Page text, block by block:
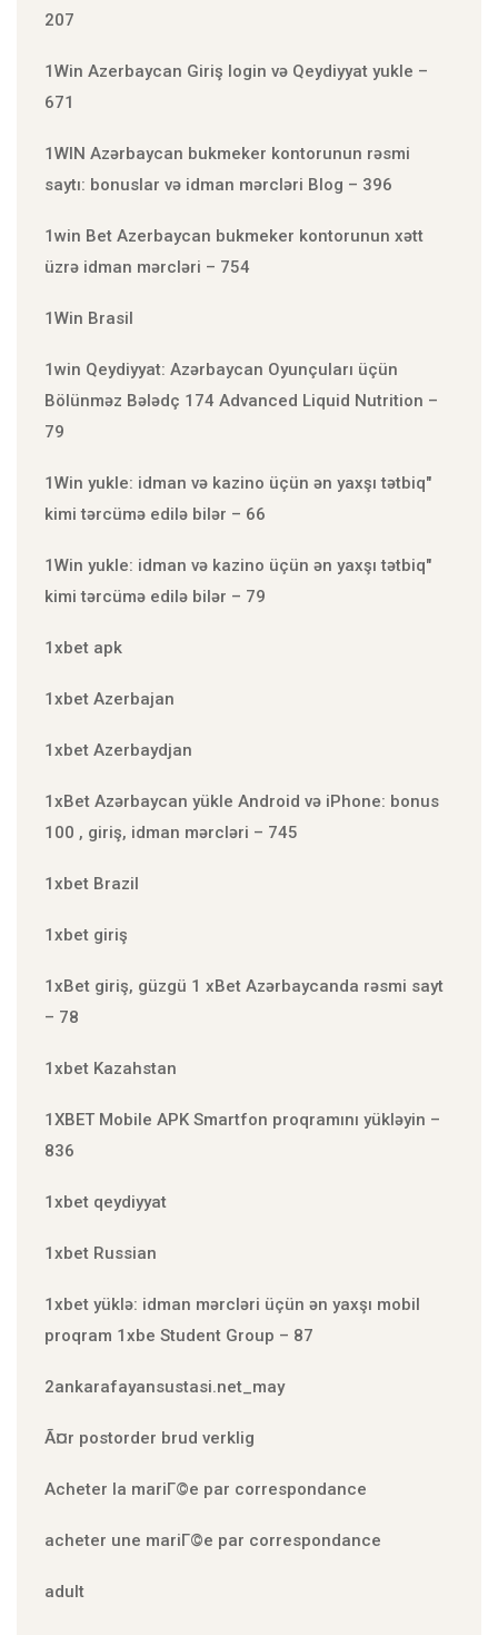
207
1Win Azerbaycan Giriş login və Qeydiyyat yukle –
671
1WIN Azərbaycan bukmeker kontorunun rəsmi
saytı: bonuslar və idman mərcləri Blog – 396
1win Bet Azerbaycan bukmeker kontorunun xətt
üzrə idman mərcləri – 754
1Win Brasil
1win Qeydiyyat: Azərbaycan Oyunçuları üçün
Bölünməz Bələdç 174 Advanced Liquid Nutrition –
79
1Win yukle: idman və kazino üçün ən yaxşı tətbiq"
kimi tərcümə edilə bilər – 66
1Win yukle: idman və kazino üçün ən yaxşı tətbiq"
kimi tərcümə edilə bilər – 79
1xbet apk
1xbet Azerbajan
1xbet Azerbaydjan
1xBet Azərbaycan yükle Android və iPhone: bonus
100 , giriş, idman mərcləri – 745
1xbet Brazil
1xbet giriş
1xBet giriş, güzgü 1 xBet Azərbaycanda rəsmi sayt
– 78
1xbet Kazahstan
1XBET Mobile APK Smartfon proqramını yükləyin –
836
1xbet qeydiyyat
1xbet Russian
1xbet yüklə: idman mərcləri üçün ən yaxşı mobil
proqram 1xbe Student Group – 87
2ankarafayansustasi.net_may
Ã¤r postorder brud verklig
Acheter la mariГ©e par correspondance
acheter une mariГ©e par correspondance
adult